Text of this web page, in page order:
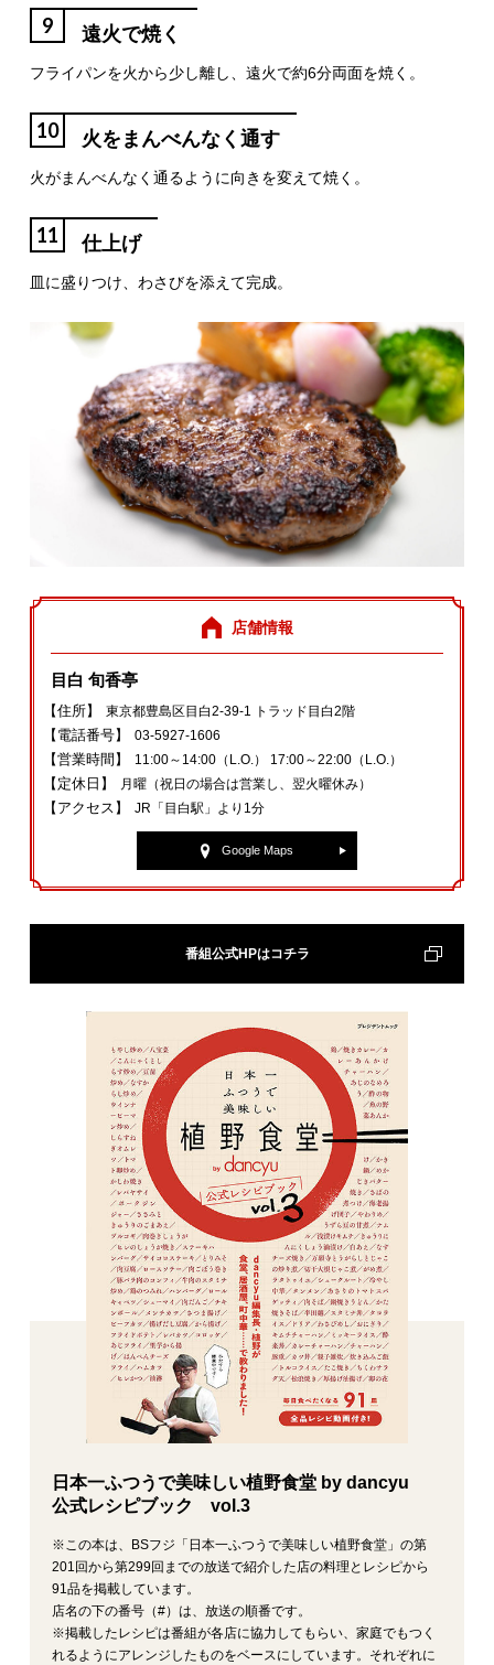
9 遠火で焼く
フライパンを火から少し離し、遠火で約6分両面を焼く。
10 火をまんべんなく通す
火がまんべんなく通るように向きを変えて焼く。
11 仕上げ
皿に盛りつけ、わさびを添えて完成。
店舗情報
目白 旬香亭
【住所】 東京都豊島区目白2‐39‐1 トラッド目白2階
【電話番号】 03‐5927‐1606
【営業時間】 11:00～14:00（L.O.） 17:00～22:00（L.O.）
【定休日】 月曜（祝日の場合は営業し、翌火曜休み）
【アクセス】 JR「目白駅」より1分
Google Maps
番組公式HPはコチラ
日本一ふつうで美味しい植野食堂 by dancyu
公式レシピブック vol.3
※この本は、BSフジ「日本一ふつうで美味しい植野食堂」の第
201回から第299回までの放送で紹介した店の料理とレシピから
91品を掲載しています。
店名の下の番号（#）は、放送の順番です。
※掲載したレシピは番組が各店に協力してもらい、家庭でもつく
れるようにアレンジしたものをベースにしています。それぞれに